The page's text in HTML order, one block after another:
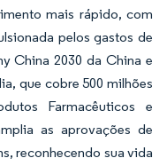
mais rápido, com
pelos gastos de
China 2030 da China e
que cobre 500 milhões
Farmacêuticos e
as aprovações de
reconhecendo sua vida